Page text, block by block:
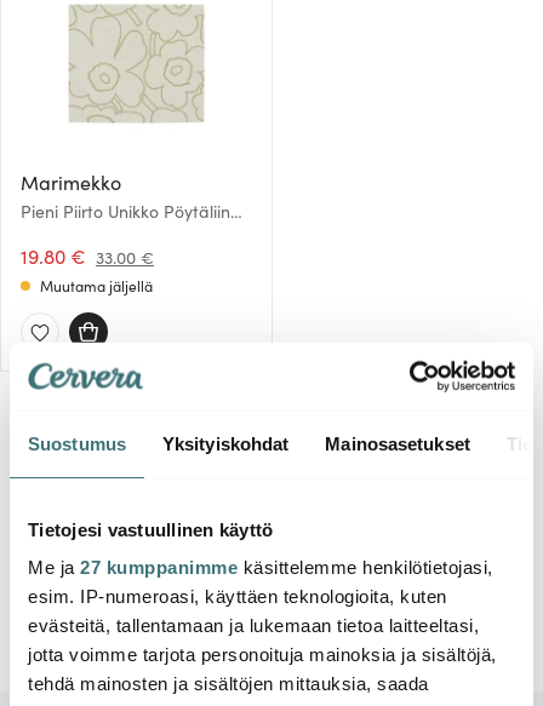
Suostumus Yksityiskohdat Mainosasetukset
Tietojesi vastuullinen käyttö
Me ja 27 kumppanimme käsittelemme henkilötietojasi,
esim. IP-numeroasi, käyttäen teknologioita, kuten
evästeitä, tallentamaan ja lukemaan tietoa laitteeltasi,
jotta voimme tarjota personoituja mainoksia ja sisältöjä,
tehdä mainosten ja sisältöjen mittauksia, saada
Marimekko
Pieni Piirto Unikko Pöytäliina
19.80 € 33.00 €
Muutama jäljellä